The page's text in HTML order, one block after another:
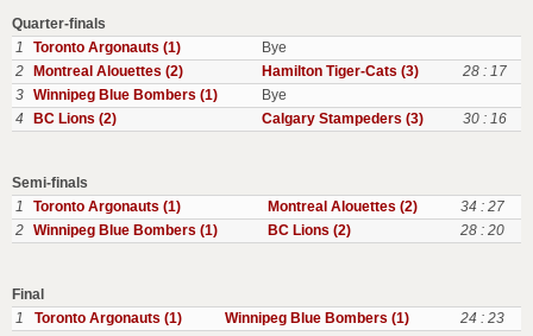
Quarter-finals
1
Toronto Argonauts (1)
Bye
2
Montreal Alouettes (2) Hamilton Tiger-Cats (3)
28 : 17
3 Winnipeg Blue Bombers (1)
Bye
4
BC Lions (2) Calgary Stampeders (3) 30 : 16
Semi-finals
1
Toronto Argonauts (1) Montreal Alouettes (2)
34 : 27
2 Winnipeg Blue Bombers (1) BC Lions (2) 28 : 20
Final
1
Toronto Argonauts (1) Winnipeg Blue Bombers (1) 24 : 23